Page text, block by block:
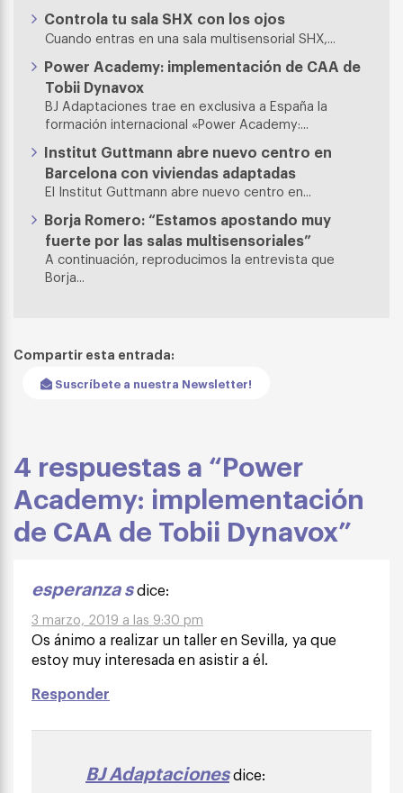
Controla tu sala SHX con los ojos
Cuando entras en una sala multisensorial SHX,...
Power Academy: implementación de CAA de
Tobii Dynavox
BJ Adaptaciones trae en exclusiva a España la
formación internacional «Power Academy:...
Institut Guttmann abre nuevo centro en
Barcelona con viviendas adaptadas
El Institut Guttmann abre nuevo centro en...
Borja Romero: “Estamos apostando muy
fuerte por las salas multisensoriales”
A continuación, reproducimos la entrevista que
Borja...
Compartir esta entrada:
Suscríbete a nuestra Newsletter!
4 respuestas a “Power
Academy: implementación
de CAA de Tobii Dynavox”
esperanza sdice:
3 marzo, 2019 a las 9:30 pm
Os ánimo a realizar un taller en Sevilla, ya que
estoy muy interesada en asistir a él.
Responder
BJ Adaptacionesdice: